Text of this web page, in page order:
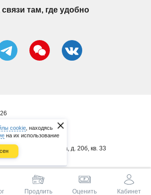
cookie , находясь
на их использование
связи там, где удобно
Смоленск, ул. 8 Марта, д. 20б, кв. 33
Продлить Оценить Кабинет